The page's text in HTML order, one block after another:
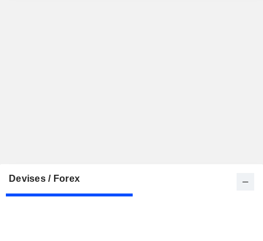
Devises / Forex